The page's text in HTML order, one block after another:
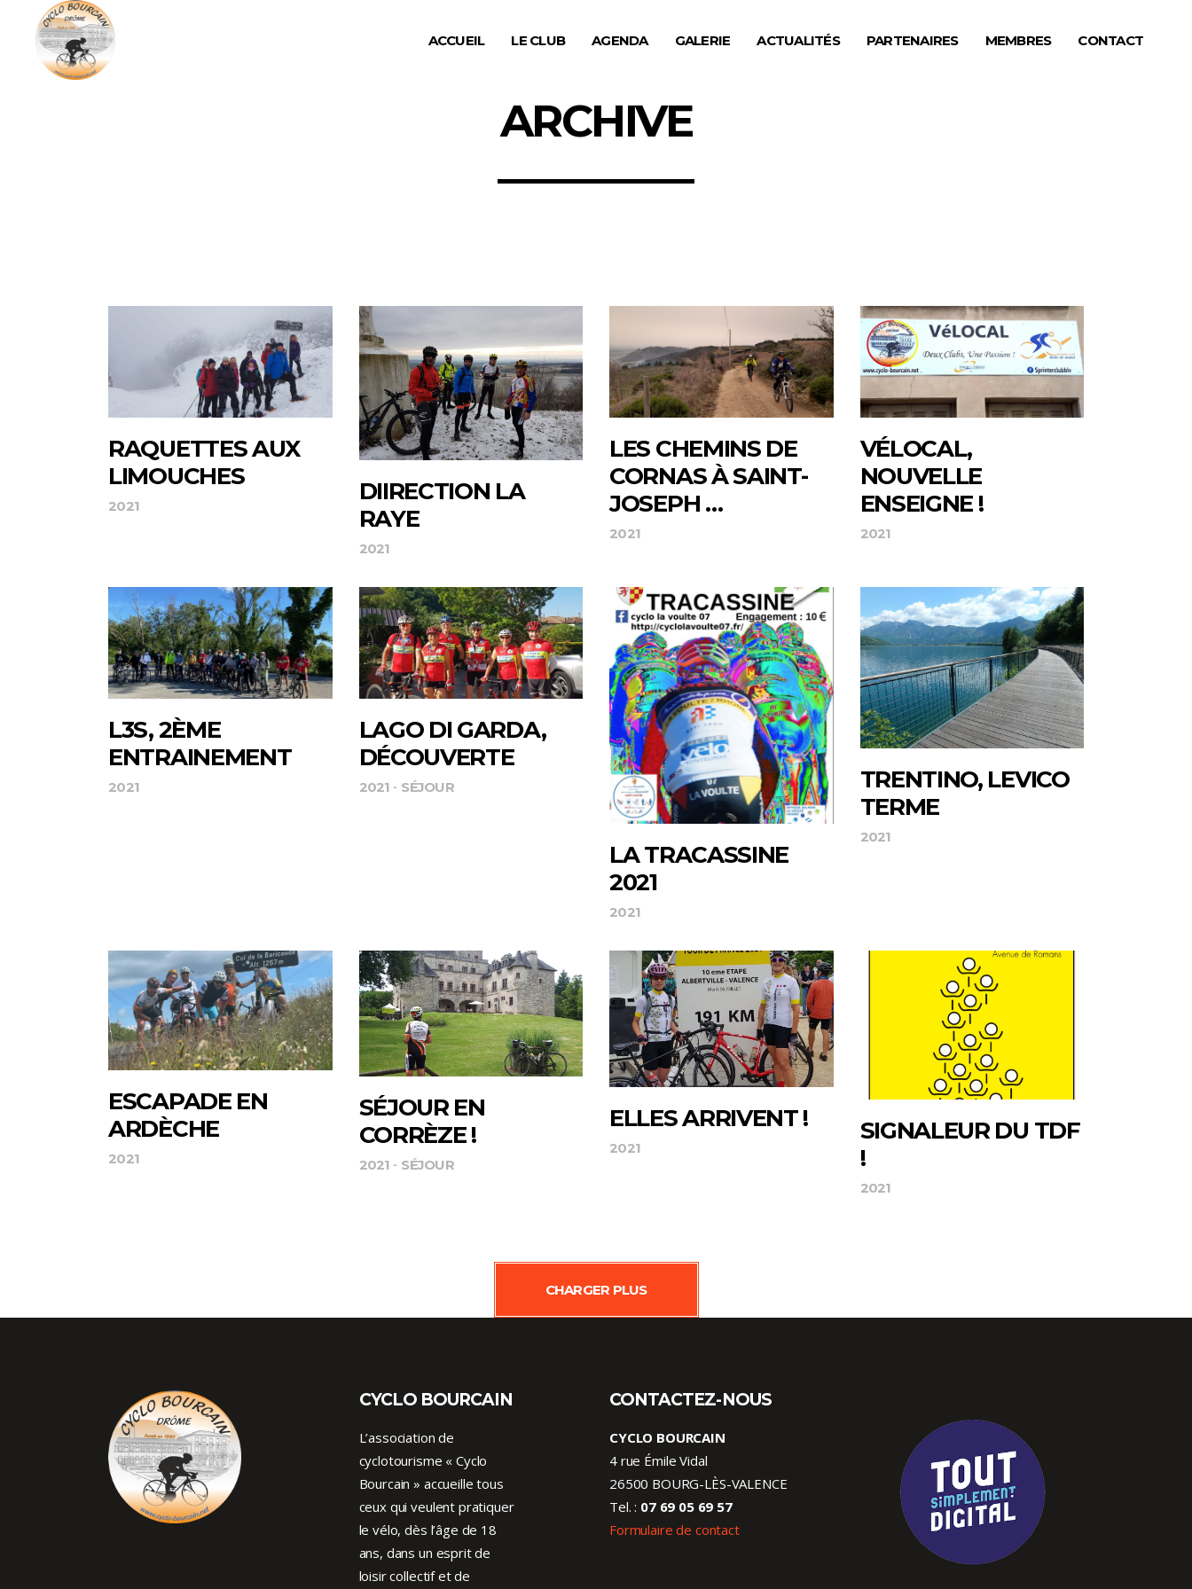
ACCUEIL LE CLUB AGENDA GALERIE ACTUALITÉS PARTENAIRES MEMBRES CONTACT
ARCHIVE
RAQUETTES AUX
LIMOUCHES
2021
DIIRECTION LA
RAYE
2021
LES CHEMINS DE
CORNAS À SAINT-
JOSEPH …
2021
VÉLOCAL,
NOUVELLE
ENSEIGNE !
2021
L3S, 2ÈME
ENTRAINEMENT
2021
LAGO DI GARDA,
DÉCOUVERTE
2021 SÉJOUR
LA TRACASSINE
2021
2021
TRENTINO, LEVICO
TERME
2021
ESCAPADE EN
ARDÈCHE
2021
SÉJOUR EN
CORRÈZE !
2021 SÉJOUR
ELLES ARRIVENT !
2021
SIGNALEUR DU TDF
!
2021
CHARGER PLUS
CYCLO BOURCAIN
L’association de
cyclotourisme « Cyclo
Bourcain » accueille tous
ceux qui veulent pratiquer
le vélo, dès l’âge de 18
ans, dans un esprit de
loisir collectif et de
CONTACTEZ-NOUS
CYCLO BOURCAIN
4 rue Émile Vidal
26500 BOURG-LÈS-VALENCE
Tel. : 07 69 05 69 57
Formulaire de contact